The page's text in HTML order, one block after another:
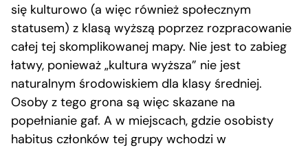
się kulturowo (a więc również społecznym
statusem) z klasą wyższą poprzez rozpracowanie
całej tej skomplikowanej mapy. Nie jest to zabieg
łatwy, ponieważ „kultura wyższa” nie jest
naturalnym środowiskiem dla klasy średniej.
Osoby z tego grona są więc skazane na
popełnianie gaf. A w miejscach, gdzie osobisty
habitus członków tej grupy wchodzi w